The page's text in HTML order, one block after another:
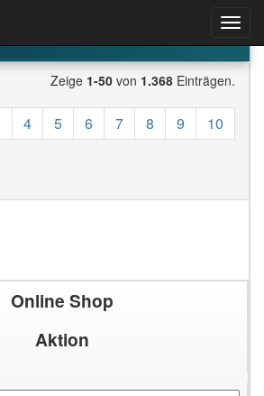
& Rabatte
Zeige 1-50 von 1.368 Einträgen.
4 5 6 7 8 9
10
Online Shop
Aktion